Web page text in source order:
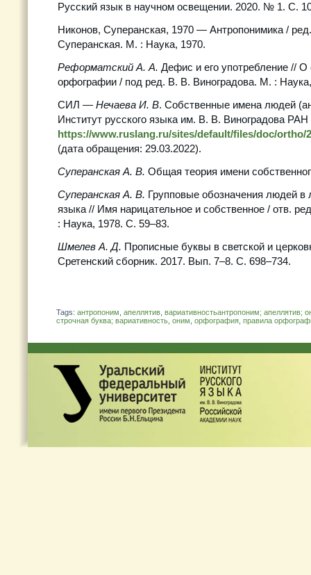
Русский язык в научном освещении. 2020. № 1. С.
Никонов, Суперанская, 1970 — Антропонимика /
Суперанская. М. : Наука, 1970.
Реформатский А. А. Дефис и его употребление // О
орфографии / под ред. В. В. Виноградова. М. :
СИЛ — Нечаева И. В. Собственные имена людей
Институт русского языка им. В. В. Виноградова
https://www.ruslang.ru/sites/default/files/doc/ortho/
(дата обращения: 29.03.2022).
Суперанская А. В. Общая теория имени
Суперанская А. В. Групповые обозначения людей в
языка // Имя нарицательное и собственное / отв.
: Наука, 1978. С. 59–83.
Шмелев А. Д. Прописные буквы в светской и
Сретенский сборник. 2017. Вып. 7–8. С. 698–734.
Tags: антропоним апеллятив вариативностьантропоним; апеллятив;
строчная буква; вариативность оним орфография правила